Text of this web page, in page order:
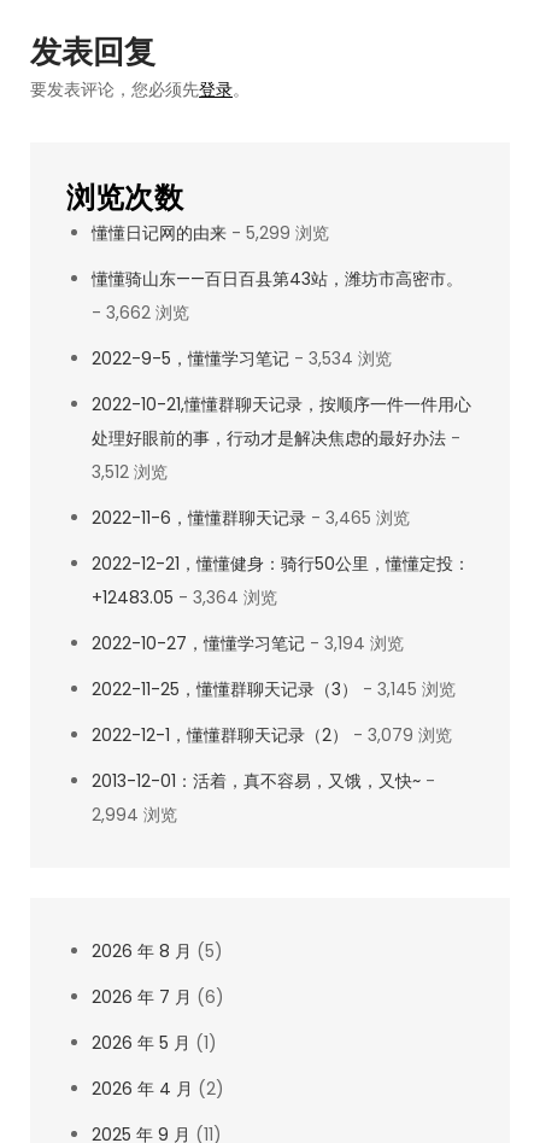
记，
如
何？-
日
记
航
发表回复
要发表评论，您必须先登录。
浏览次数
懂懂日记网的由来 - 5,299 浏览
懂懂骑山东——百日百县第43站，潍坊市高密市。
- 3,662 浏览
2022-9-5，懂懂学习笔记 - 3,534 浏览
2022-10-21,懂懂群聊天记录，按顺序一件一件用心
处理好眼前的事，行动才是解决焦虑的最好办法 -
3,512 浏览
2022-11-6，懂懂群聊天记录 - 3,465 浏览
2022-12-21，懂懂健身：骑行50公里，懂懂定投：
+12483.05 - 3,364 浏览
2022-10-27，懂懂学习笔记 - 3,194 浏览
2022-11-25，懂懂群聊天记录（3）
- 3,145 浏览
2022-12-1，懂懂群聊天记录（2）
- 3,079 浏览
2013-12-01：活着，真不容易，又饿，又快~ -
2,994 浏览
2026 年 8 月 (5)
2026 年 7 月 (6)
2026 年 5 月 (1)
2026 年 4 月 (2)
2025 年 9 月 (11)